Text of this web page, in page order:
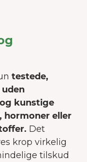
testede,
kunstige
hormoner eller
Det
krop virkelig
tilskud